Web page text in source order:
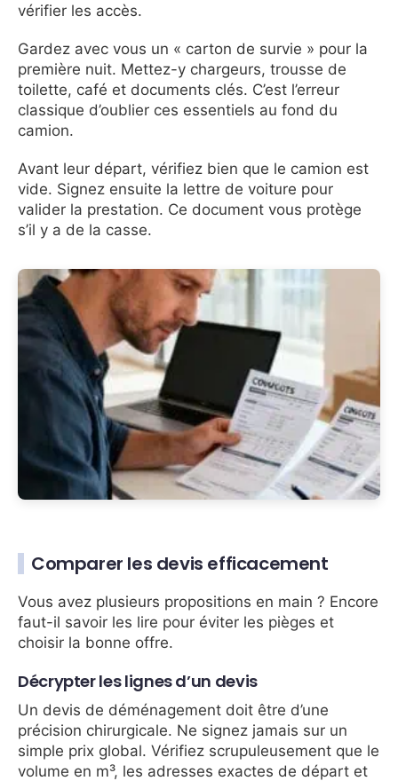
vérifier les accès.
Gardez avec vous un « carton de survie » pour la
première nuit. Mettez-y chargeurs, trousse de
toilette, café et documents clés. C’est l’erreur
classique d’oublier ces essentiels au fond du
camion.
Avant leur départ, vérifiez bien que le camion est
vide. Signez ensuite la lettre de voiture pour
valider la prestation. Ce document vous protège
s’il y a de la casse.
Comparer les devis efficacement
Vous avez plusieurs propositions en main ? Encore
faut-il savoir les lire pour éviter les pièges et
choisir la bonne offre.
Décrypter les lignes d’un devis
Un devis de déménagement doit être d’une
précision chirurgicale. Ne signez jamais sur un
simple prix global. Vérifiez scrupuleusement que le
volume en m³, les adresses exactes de départ et